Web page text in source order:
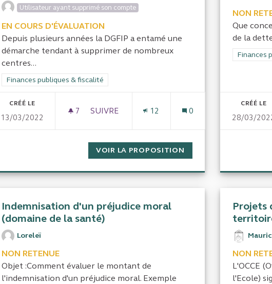
Utilisateur ayant supprimé son compte
EN COURS D'ÉVALUATION
Depuis plusieurs années la DGFIP a entamé une
démarche tendant à supprimer de nombreux
centres...
Filtrer les résultats de la catégorie : Finances publiques & fiscalité
Finances publiques & fiscalité
CRÉÉ LE
13/03/2022
7 7 ABONNÉS
SUIVRE
FUSION DES CENTRES DES IMPÔTS ET
12 0
VOIR LA PROPOSITION FUSION DES
NON
Que
de la
Filtrer les
Finances
CRÉÉ LE
28/03/
Indemnisation d'un préjudice moral
(domaine de la santé)
Loreleï
NON RETENUE
Objet :Comment évaluer le montant de
l'indemnisation d'un préjudice moral. Exemple
Projets
NON
L'OCCE
l'Ecole)